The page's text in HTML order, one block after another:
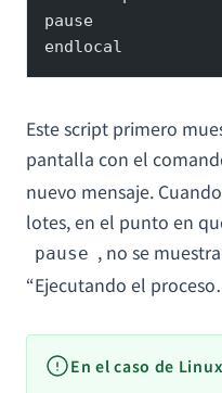
pause
endlocal
Este script primero
pantalla con el
nuevo mensaje.
lotes, en el punto en
pause , no se
“Ejecutando el
En el caso de Linux